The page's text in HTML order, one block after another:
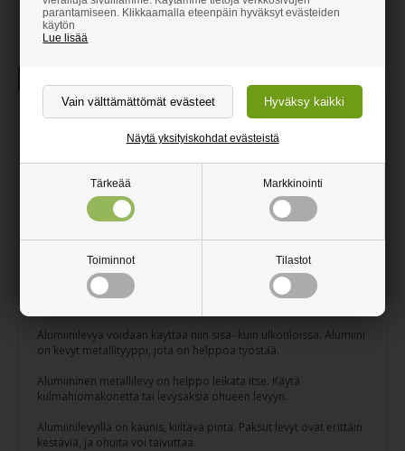
parantamiseen. Klikkaamalla eteenpäin hyväksyt evästeiden
käytön
Lue lisää
Tärkeää Markkinointi
Toiminnot Tilastot
Näytä yksityiskohdat evästeistä
Alumiinilevy
Ruostumaton alumiinilevy
Kaunis sileä pinta
Leikataan toivomiesi mittojen mukaan
Leikattavissa kulmahiomakoneella
Alumiinilevyä voidaan käyttää niin sisä- kuin ulkotiloissa. Alumiini
on kevyt metallityyppi, jota on helppoa työstää.
Alumiininen metallilevy on helppo leikata itse. Käytä
kulmahiomakonetta tai levysaksia ohueen levyyn.
Alumiinilevyillä on kaunis, kiiltävä pinta. Paksut levyt ovat erittäin
kestäviä, ja ohuita voi taivuttaa.